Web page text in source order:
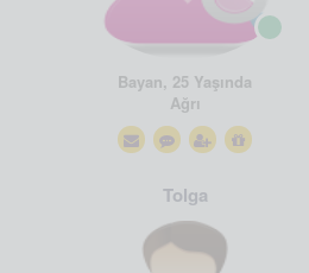
Bayan, 25 Yaşında
Ağrı
Tolga